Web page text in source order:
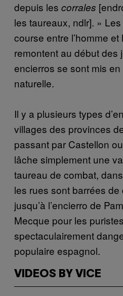
depuis les corrales
les taureaux, ndlr]. »
course entre l’homme
remontent au début des
encierros se sont mis
naturelle.
Il y a plusieurs types
villages des provinces
passant par Castellon
lâche simplement une
taureau de combat,
les rues sont barrées
jusqu’à l’encierro de
Mecque pour les
spectaculairement
populaire espagnol.
VIDEOS BY VICE